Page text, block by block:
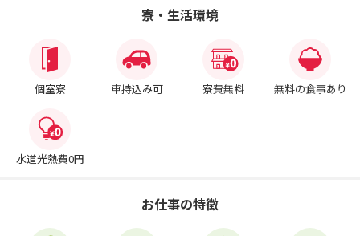
寮・生活環境
個室寮 車持込み可 寮費無料 無料の食事あり
水道光熱費0円
お仕事の特徴